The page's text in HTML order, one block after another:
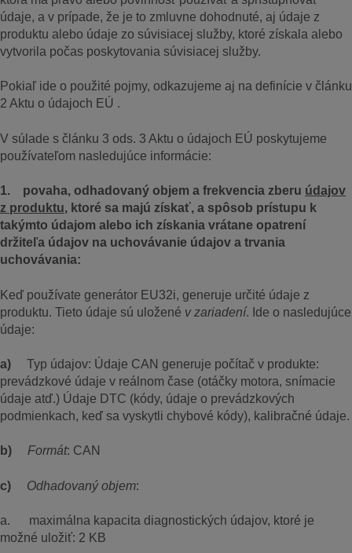
údaje, a v prípade, že je to zmluvne dohodnuté, aj údaje z
produktu alebo údaje zo súvisiacej služby, ktoré získala alebo
vytvorila počas poskytovania súvisiacej služby.
Pokiaľ ide o použité pojmy, odkazujeme aj na definície v článku
2 Aktu o údajoch EÚ .
V súlade s článku 3 ods. 3 Aktu o údajoch EÚ poskytujeme
používateľom nasledujúce informácie:
1. povaha, odhadovaný objem a frekvencia zberu údajov
z produktu, ktoré sa majú získať, a spôsob prístupu k
takýmto údajom alebo ich získania vrátane opatrení
držiteľa údajov na uchovávanie údajov a trvania
uchovávania:
Keď používate generátor EU32i, generuje určité údaje z
produktu. Tieto údaje sú uložené v zariadení. Ide o nasledujúce
údaje:
a) Typ údajov: Údaje CAN generuje počítač v produkte:
prevádzkové údaje v reálnom čase (otáčky motora, snímacie
údaje atď.) Údaje DTC (kódy, údaje o prevádzkových
podmienkach, keď sa vyskytli chybové kódy), kalibračné údaje.
b) Formát: CAN
c) Odhadovaný objem:
a. maximálna kapacita diagnostických údajov, ktoré je
možné uložiť: 2 KB